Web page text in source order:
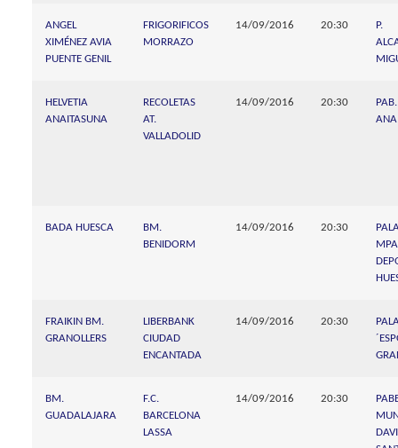
ANGEL
XIMÉNEZ AVIA
PUENTE GENIL
FRIGORIFICOS
MORRAZO
14/09/2016 20:30
P.
HELVETIA
ANAITASUNA
RECOLETAS
AT.
VALLADOLID
14/09/2016 20:30
PAB.
BADA HUESCA
BM.
BENIDORM
14/09/2016 20:30
FRAIKIN BM.
GRANOLLERS
LIBERBANK
CIUDAD
ENCANTADA
14/09/2016 20:30
BM.
GUADALAJARA
F.C.
BARCELONA
LASSA
14/09/2016 20:30